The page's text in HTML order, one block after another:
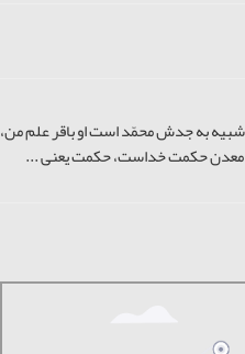
شبیه به جدش محمّد است او باقر علم من،
معدن حکمت خداست، حکمت یعنی ...